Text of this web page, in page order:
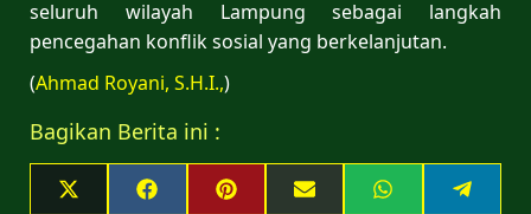
seluruh wilayah Lampung sebagai langkah
pencegahan konflik sosial yang berkelanjutan.
(Ahmad Royani, S.H.I.,)
Bagikan Berita ini :